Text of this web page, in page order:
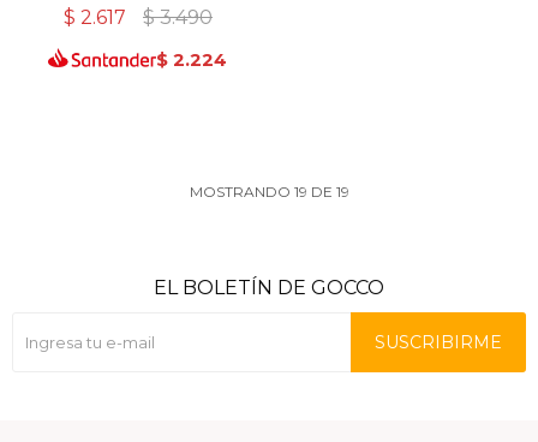
$ 2.617 $ 3.490
$ 2.224
MOSTRANDO 19 DE 19
EL BOLETÍN DE GOCCO
SUSCRIBIRME